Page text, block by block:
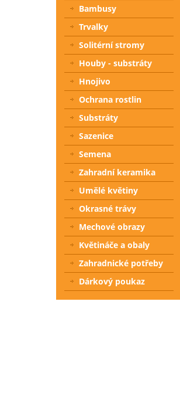
Bambusy
Trvalky
Solitérní stromy
Houby - substráty
Hnojivo
Ochrana rostlin
Substráty
Sazenice
Semena
Zahradní keramika
Umělé květiny
Okrasné trávy
Mechové obrazy
Květináče a obaly
Zahradnické potřeby
Dárkový poukaz